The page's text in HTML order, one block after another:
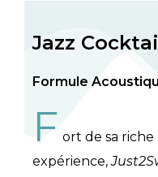
Jazz
Formule
F ort de sa riche
expérience,